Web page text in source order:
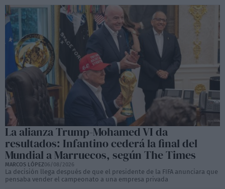
La alianza Trump-Mohamed VI da
resultados: Infantino cederá la final del
Mundial a Marruecos, según The Times
MARCOS LÓPEZ06/08/2026
La decisión llega después de que el presidente de la FIFA anunciara que
pensaba vender el campeonato a una empresa privada